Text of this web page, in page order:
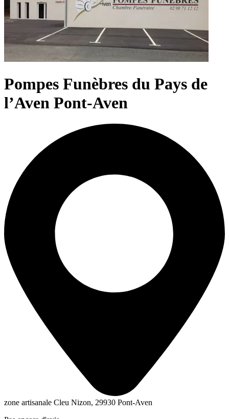
Pompes Funèbres du Pays de
l’Aven Pont-Aven
zone artisanale Cleu Nizon, 29930 Pont-Aven